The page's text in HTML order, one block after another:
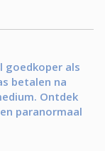
goedkoper als
betalen na
Ontdek
paranormaal